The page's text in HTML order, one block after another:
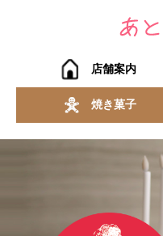
店舗案内
焼き菓子